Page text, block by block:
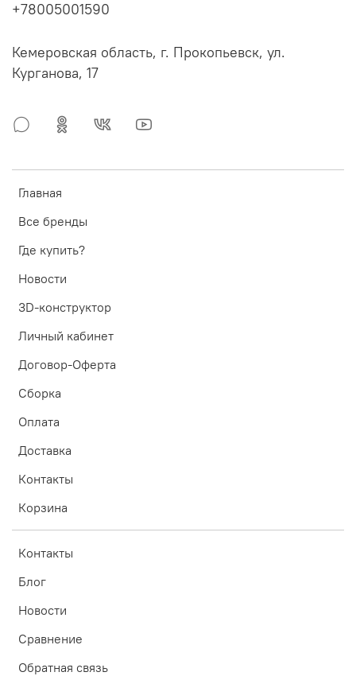
Главная
Все бренды
Где купить?
Новости
3D-конструктор
Личный кабинет
Договор-Оферта
Сборка
Оплата
Доставка
Контакты
Корзина
Контакты
Блог
Новости
Сравнение
Обратная связь
+78005001590
Кемеровская область, г. Прокопьевск, ул.
Курганова, 17